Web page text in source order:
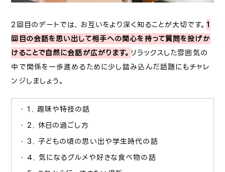
2回目のデートでは、お互いをより深く知ることが大切です。 1
回目の会話を思い出して相手への関心を持って質問を投げか
けることで自然に会話が広がります。 リラックスした雰囲気の
中で関係を一歩進めるために少し踏み込んだ話題にもチャレ
ンジしましょう。
1. 趣味や特技の話
2. 休日の過ごし方
3. 子どもの頃の思い出や学生時代の話
4. 気になるグルメや好きな食べ物の話